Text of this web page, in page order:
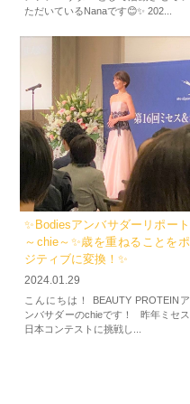
ただいているNanaです😊✨ 202...
✨Bodiesアンバサダーリポート
～chie～✨歳を重ねることをポ
ジティブに変換！✨
2024.01.29
こんにちは！ BEAUTY PROTEINア
ンバサダーのchieです！ 昨年ミセス
日本コンテストに挑戦し...